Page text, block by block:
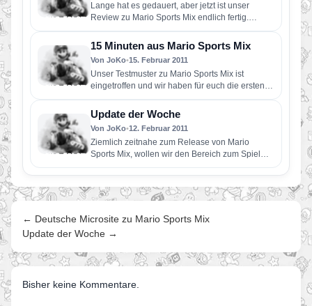
Lange hat es gedauert, aber jetzt ist unser
Review zu Mario Sports Mix endlich fertig.
Zuletzt war Mario…
15 Minuten aus Mario Sports Mix
Von JoKo•15. Februar 2011
Unser Testmuster zu Mario Sports Mix ist
eingetroffen und wir haben für euch die ersten
15 Minuten aus…
Update der Woche
Von JoKo•12. Februar 2011
Ziemlich zeitnahe zum Release von Mario
Sports Mix, wollen wir den Bereich zum Spiel
erneut updaten. Diesmal haben…
← Deutsche Microsite zu Mario Sports Mix
Update der Woche →
Bisher keine Kommentare.